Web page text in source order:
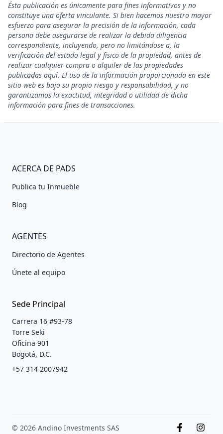
Ésta publicación es únicamente para fines informativos y no
constituye una oferta vinculante. Si bien hacemos nuestro mayor
esfuerzo para asegurar la precisión de la información, cada
persona debe asegurarse de realizar la debida diligencia
correspondiente, incluyendo, pero no limitándose a, la
verificación del estado legal y físico de la propiedad, antes de
realizar cualquier compra o alquiler de las propiedades
publicadas aquí. El uso de la información proporcionada en este
sitio web es bajo su propio riesgo y responsabilidad, y no
garantizamos la exactitud, integridad o utilidad de dicha
información para fines de transacciones.
ACERCA DE PADS
Publica tu Inmueble
Blog
AGENTES
Directorio de Agentes
Únete al equipo
Sede Principal
Carrera 16 #93-78
Torre Seki
Oficina 901
Bogotá, D.C.
+57 314 2007942
© 2026 Andino Investments SAS